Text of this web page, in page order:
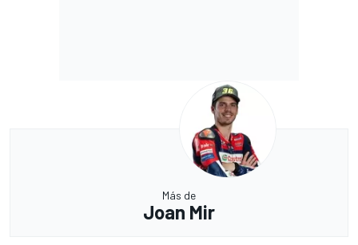
Más de
Joan Mir